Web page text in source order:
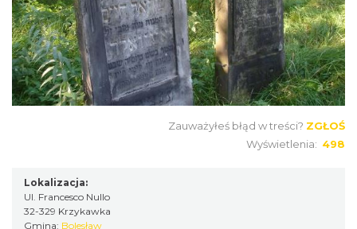
Zauważyłeś błąd w treści? ZGŁOŚ
Wyświetlenia: 498
Lokalizacja:
Ul. Francesco Nullo
32-329 Krzykawka
Gmina: Bolesław